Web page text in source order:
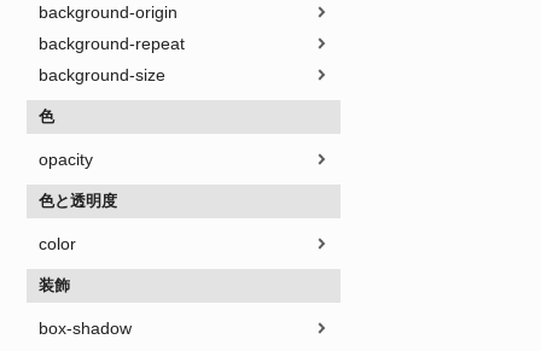
background-origin
background-repeat
background-size
色
opacity
色と透明度
color
装飾
box-shadow